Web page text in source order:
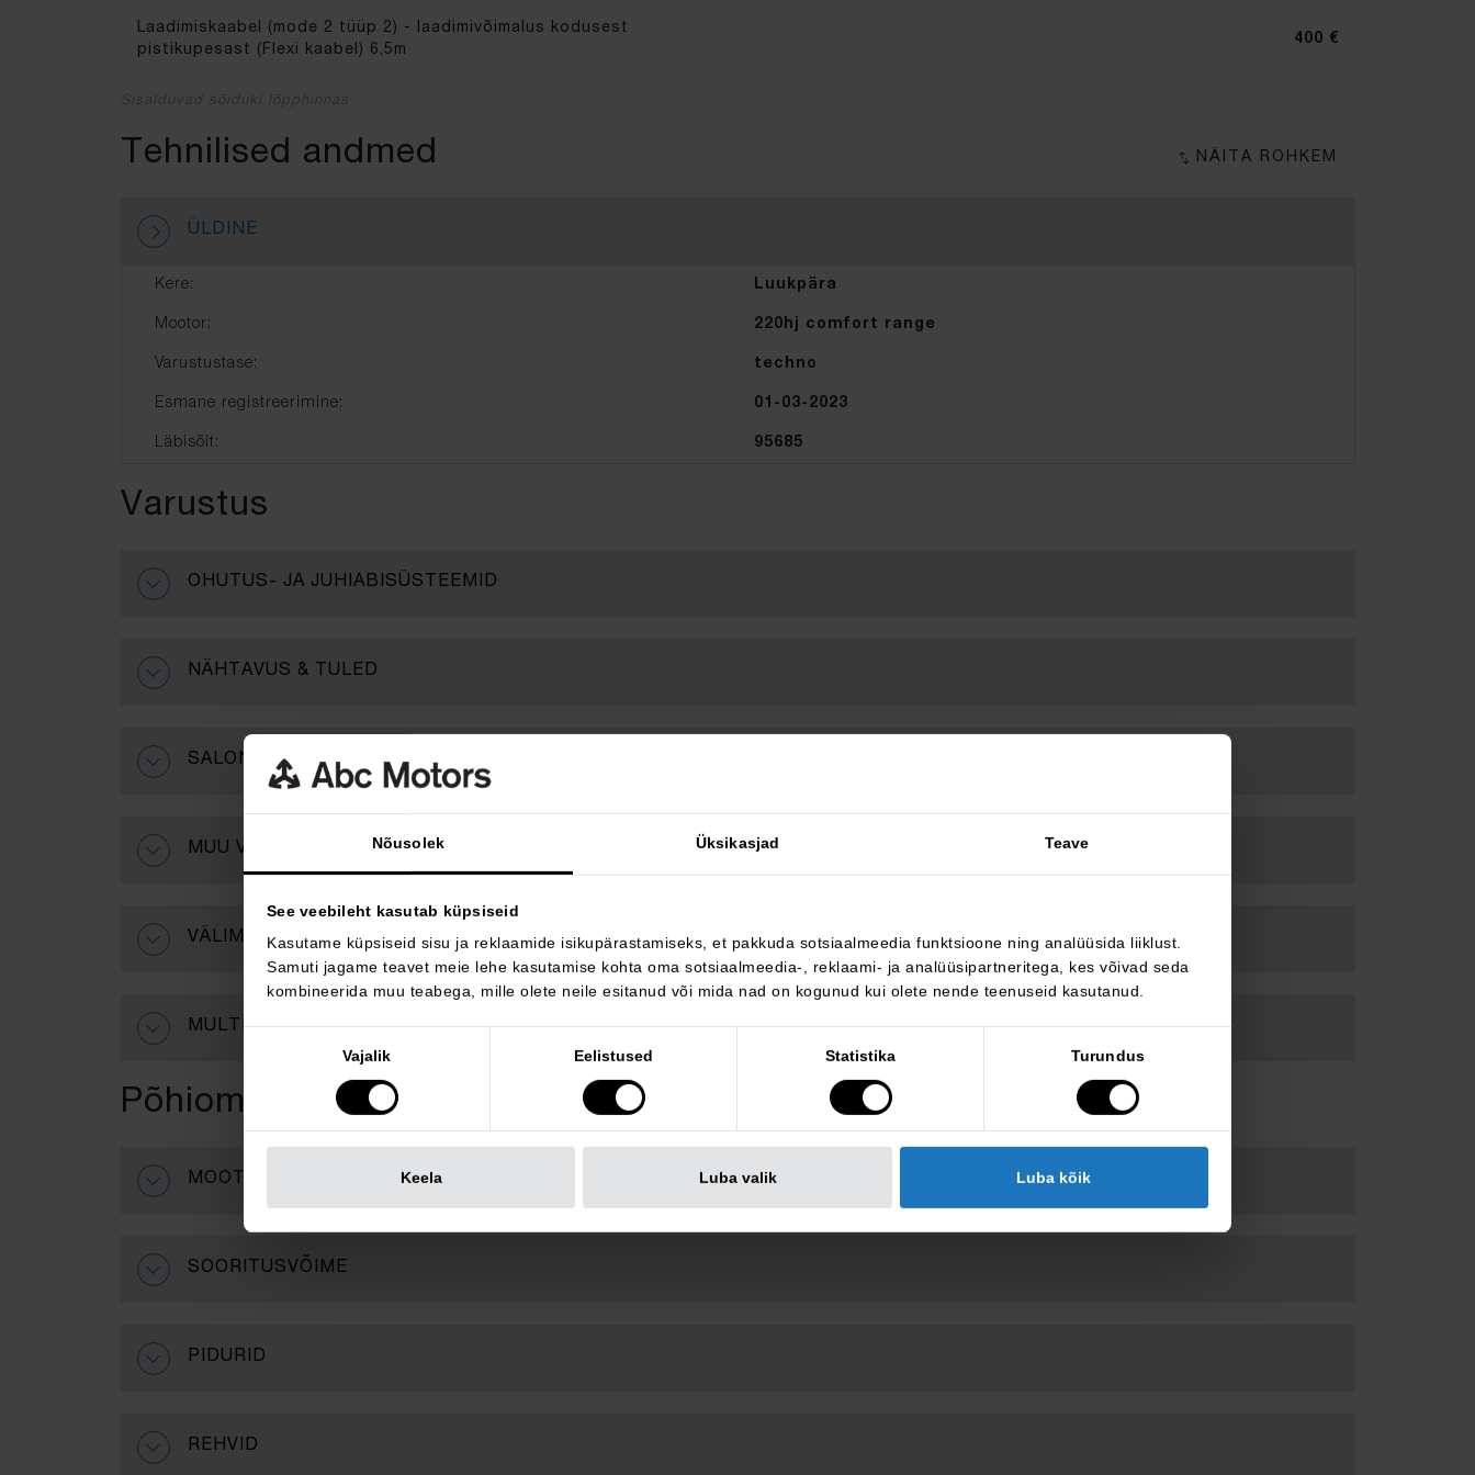
Nõusolek Üksikasjad Teave
See veebileht kasutab küpsiseid
Kasutame küpsiseid sisu ja reklaamide isikupärastamiseks, et pakkuda sotsiaalmeedia funktsioone ning analüüsida liiklust.
Samuti jagame teavet meie lehe kasutamise kohta oma sotsiaalmeedia-, reklaami- ja analüüsipartneritega, kes võivad seda
kombineerida muu teabega, mille olete neile esitanud või mida nad on kogunud kui olete nende teenuseid kasutanud.
Vajalik Eelistused Statistika Turundus
Keela Luba valik Luba kõik
Laadimiskaabel (mode 2 tüüp 2) - laadimivõimalus kodusest
pistikupesast (Flexi kaabel) 6,5m
400 €
Tehnilised andmed
ÜLDINE
Kere: Luukpära
Mootor: 220hj comfort range
Varustustase: techno
Esmane registreerimine: 01-03-2023
Läbisõit: 95685
Varustus
OHUTUS- JA JUHIABISÜSTEEMID
NÄHTAVUS & TULED
SALONG & MUGAVUS
MUU VARUSTUS
VÄLIMUS & VELJED
MULTIMEEDIA
Põhiomadused
MOOTOR
SOORITUSVÕIME
PIDURID
REHVID